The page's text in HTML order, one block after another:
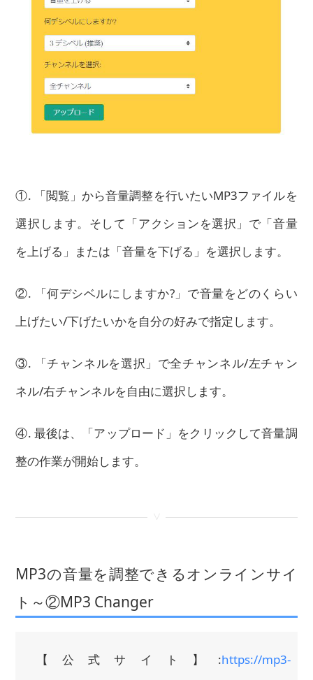
①. 「閲覧」から音量調整を行いたいMP3ファイルを
選択します。そして「アクションを選択」で「音量
を上げる」または「音量を下げる」を選択します。
②. 「何デシベルにしますか?」で音量をどのくらい
上げたい/下げたいかを自分の好みで指定します。
③. 「チャンネルを選択」で全チャンネル/左チャン
ネル/右チャンネルを自由に選択します。
④. 最後は、「アップロード」をクリックして音量調
整の作業が開始します。
MP3の音量を調整できるオンラインサイ
ト～②MP3 Changer
【公式サイト】:https://mp3-